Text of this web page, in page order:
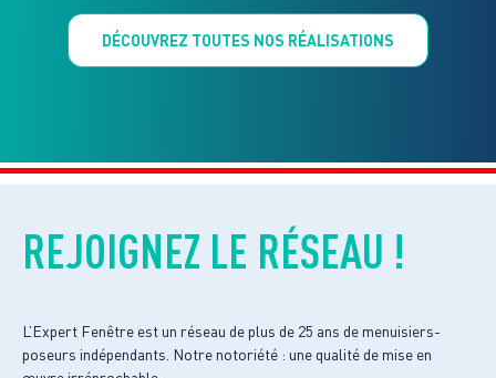
DÉCOUVREZ TOUTES NOS RÉALISATIONS
REJOIGNEZ LE RÉSEAU !
L’Expert Fenêtre est un réseau de plus de 25 ans de menuisiers-
poseurs indépendants. Notre notoriété : une qualité de mise en